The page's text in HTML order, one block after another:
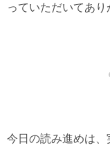
っていただいてあり
今日の読み進めは